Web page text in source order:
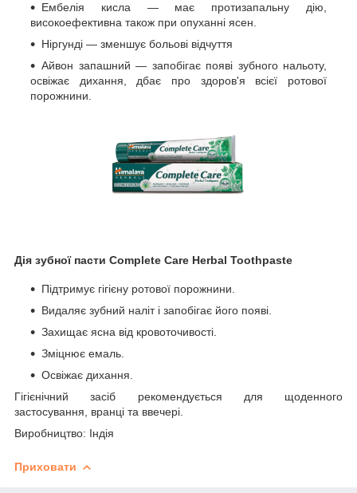
Ембелія кисла — має протизапальну дію,
високоефективна також при опуханні ясен.
Ніргунді — зменшує больові відчуття
Айвон запашний — запобігає появі зубного нальоту,
освіжає дихання, дбає про здоров'я всієї ротової
порожнини.
Дія зубної пасти Complete Care Herbal Toothpaste
Підтримує гігієну ротової порожнини.
Видаляє зубний наліт і запобігає його появі.
Захищає ясна від кровоточивості.
Зміцнює емаль.
Освіжає дихання.
Гігієнічний засіб рекомендується для щоденного
застосування, вранці та ввечері.
Виробництво: Індія
Приховати